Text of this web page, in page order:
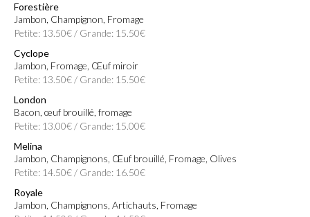
Forestière
Jambon, Champignon, Fromage
Petite: 13.50€ / Grande: 15.50€
Cyclope
Jambon, Fromage, Œuf miroir
Petite: 13.50€ / Grande: 15.50€
London
Bacon, œuf brouillé, fromage
Petite: 13.00€ / Grande: 15.00€
Melina
Jambon, Champignons, Œuf brouillé, Fromage, Olives
Petite: 14.50€ / Grande: 16.50€
Royale
Jambon, Champignons, Artichauts, Fromage